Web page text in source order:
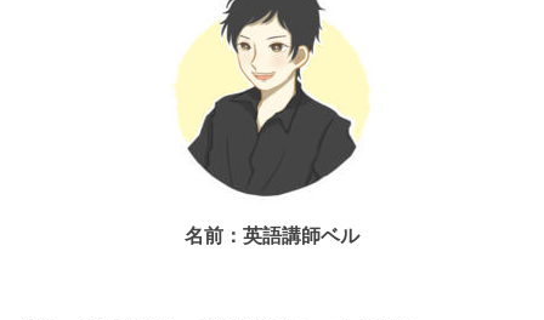
名前：英語講師ベル